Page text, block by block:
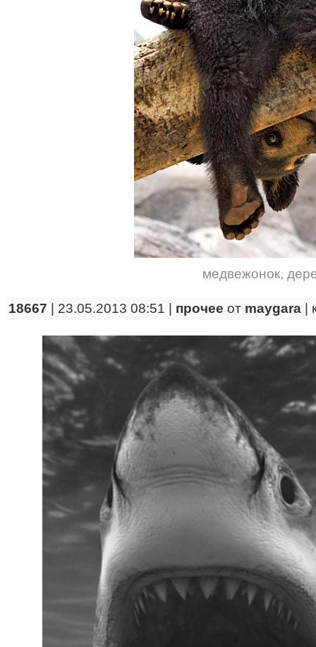
медвежонок,
18667 | 23.05.2013 08:51 | прочее от maygara